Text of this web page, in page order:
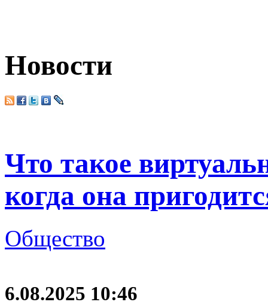
Новости
Что такое
когда она
Общество
6.08.2025 10:46